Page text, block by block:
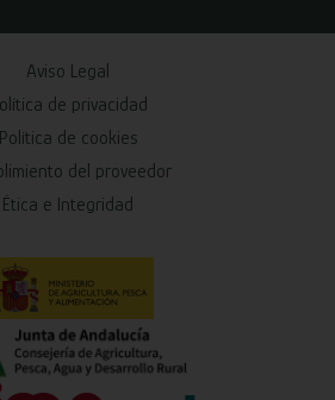
Aviso Legal
de privacidad
Política de cookies
del proveedor
Ética e Integridad